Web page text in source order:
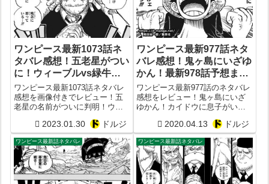
ワンピース最新1073話ネ
タバレ感想！五老星がつい
に！ウィーブルvs緑牛の
結末は？
ワンピース最新1073話ネタバレ
感想を画像付きでレビュー！五
老星の名前がついに判明！ウィ
正体は白ひげの人間クローン？
2023.01.30 ドルジ
ワンピース最新977話ネタ
バレ感想！鬼ヶ島にいざゆ
かん！最新978話予想まと
め
ワンピース最新977話のネタバレ
感想をレビュー！鬼ヶ島にいざ
ゆかん！カイドウに息子がいる
どうなる？2020.04.13 ドルジ
ワンピース最新話ネタバレ ワンピース最新話ネタバレ